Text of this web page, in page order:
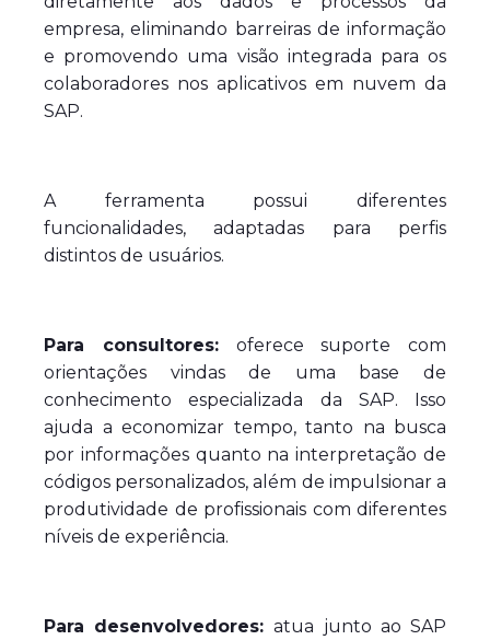
empresa, eliminando barreiras de informação
e promovendo uma visão integrada para os
colaboradores nos aplicativos em nuvem da
SAP.
A ferramenta possui diferentes
funcionalidades, adaptadas para perfis
distintos de usuários.
Para consultores:oferece suporte com
orientações vindas de uma base de
conhecimento especializada da SAP. Isso
ajuda a economizar tempo, tanto na busca
por informações quanto na interpretação de
códigos personalizados, além de impulsionar a
produtividade de profissionais com diferentes
níveis de experiência.
Para desenvolvedores:atua junto ao SAP